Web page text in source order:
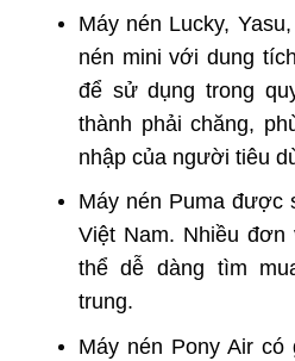
Máy nén Lucky,
nén mini với dung
để sử dụng trong
thành phải chăng,
nhập của người tiêu
Máy nén Puma được
Việt Nam. Nhiều
thể dễ dàng tìm
trung.
Máy nén Pony Air